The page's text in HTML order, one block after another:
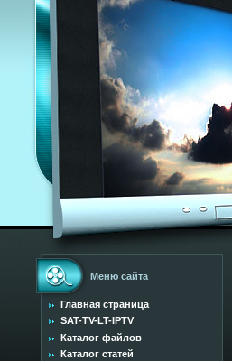
Меню сайта
Главная страница
SAT-TV-LT-IPTV
Каталог файлов
Каталог статей